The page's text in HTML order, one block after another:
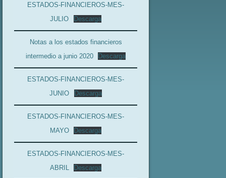
ESTADOS-FINANCIEROS-MES-
JULIO
Descarga
Notas a los estados financieros
intermedio a junio 2020
Descarga
ESTADOS-FINANCIEROS-MES-
JUNIO
Descarga
ESTADOS-FINANCIEROS-MES-
MAYO
Descarga
ESTADOS-FINANCIEROS-MES-
ABRIL
Descarga